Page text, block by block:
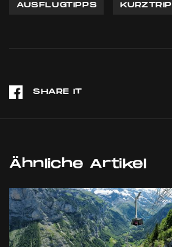
AUSFLUGTIPPS KURZTRIP
Ähnliche Artikel